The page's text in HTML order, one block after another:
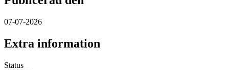
07-07-2026
Extra information
Status